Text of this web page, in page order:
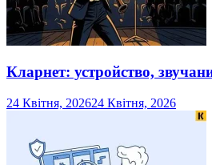
Кларнет: устройство,
24 Квітня, 202624 Квітня, 2026